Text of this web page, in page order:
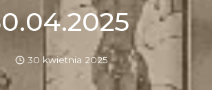
30 kwietnia 2025